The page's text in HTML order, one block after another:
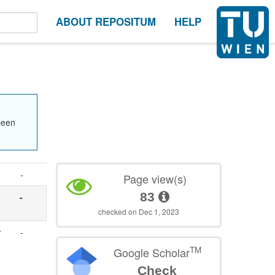
ABOUT REPOSITUM HELP
-
-
-
Page view(s)
83
checked on Dec 1, 2023
Google ScholarTM
Check